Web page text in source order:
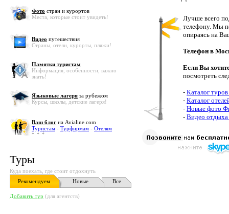
Фото стран и курортов
Места, которые стоит увидеть!
Видео путешествия
Страны, отели, курорты, пляжи!
Памятки туристам
Информация, особенности, важно
знать!
Языковые лагеря за рубежом
Курсы, школы, детские лагеря!
Ваш блог на Avialine.com
Туристам - Турфирмам - Отелям
Туры
Куда поехать, где стоит отдохнуть
Рекомендуем
Новые Все
Добавить тур (для агентств)
Лучше всего
телефону. Мы
опираясь на
Телефон в
Если Вы
посмотреть
- Каталог
- Каталог
- Новые фото
- Видео